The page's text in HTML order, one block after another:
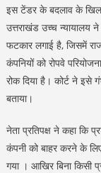
इस टेंडर के बदलाव के
उत्तराखंड उच्च न्यायालय ने
फटकार लगाई है, जिसमें
कंपनियों को रोपवे
रोक दिया है। कोर्ट ने इसे
बताया।
नेता प्रतिपक्ष ने कहा कि
कंपनी को बाहर करने के
गया । आखिर बिना किसी